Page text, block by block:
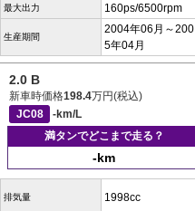
最大出力 160ps/6500rpm
生産期間
2004年06月～200
5年04月
2.0 B
新車時価格198.4万円(税込)
JC08
-km/L
満タンでどこまで走る？
-km
排気量 1998cc